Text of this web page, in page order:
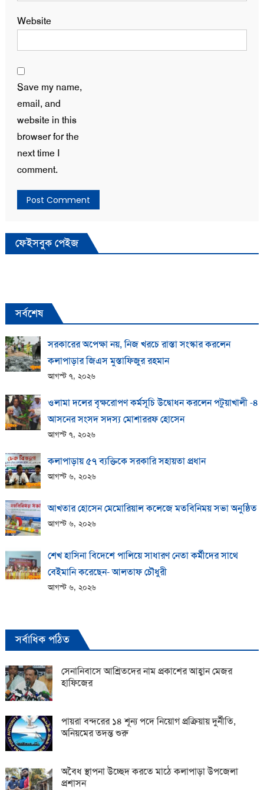
Website
Save my name,
email, and
website in this
browser for the
next time I
comment.
ফেইসবুক পেইজ
সর্বশেষ
সরকারের অপেক্ষা নয়, নিজ খরচে রাস্তা সংস্কার করলেন
কলাপাড়ার জিএস মুস্তাফিজুর রহমান
আগস্ট ৭, ২০২৬
ওলামা দলের বৃক্ষরোপণ কর্মসূচি উদ্বোধন করলেন পটুয়াখালী -৪
আসনের সংসদ সদস্য মোশাররফ হোসেন
আগস্ট ৭, ২০২৬
কলাপাড়ায় ​৫৭ ব্যক্তিকে সরকারি সহায়তা প্রধান
আগস্ট ৬, ২০২৬
আখতার হোসেন মেমোরিয়াল কলেজে মতবিনিময় সভা অনুষ্ঠিত
আগস্ট ৬, ২০২৬
শেখ হাসিনা বিদেশে পালিয়ে সাধারণ নেতা কর্মীদের সাথে
বেইমানি করেছেন- আলতাফ চৌধুরী
আগস্ট ৬, ২০২৬
সর্বাধিক পঠিত
সেনানিবাসে আশ্রিতদের নাম প্রকাশের আহ্বান মেজর
হাফিজের
পায়রা বন্দরের ১৪ শূন্য পদে নিয়োগ প্রক্রিয়ায় দুর্নীতি,
অনিয়মের তদন্ত শুরু
অবৈধ স্থাপনা উচ্ছেদ করতে মাঠে কলাপাড়া উপজেলা
প্রশাসন